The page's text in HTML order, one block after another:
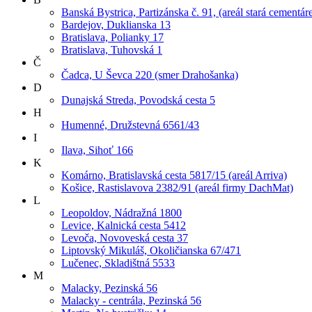
Banská Bystrica, Partizánska č. 91, (areál stará
Bardejov, Duklianska 13
Bratislava, Polianky 17
Bratislava, Tuhovská 1
Č
Čadca, U Ševca 220 (smer Drahošanka)
D
Dunajská Streda, Povodská cesta 5
H
Humenné, Družstevná 6561/43
I
Ilava, Sihoť 166
K
Komárno, Bratislavská cesta 5817/15 (areál Arriva)
Košice, Rastislavova 2382/91 (areál firmy DachMat)
L
Leopoldov, Nádražná 1800
Levice, Kalnická cesta 5412
Levoča, Novoveská cesta 37
Liptovský Mikuláš, Okoličianska 67/471
Lučenec, Skladištná 5533
M
Malacky, Pezinská 56
Malacky - centrála, Pezinská 56